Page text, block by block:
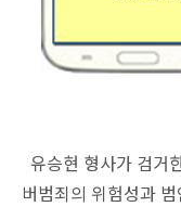
유승현 형사가 검거
버범죄의 위험성과